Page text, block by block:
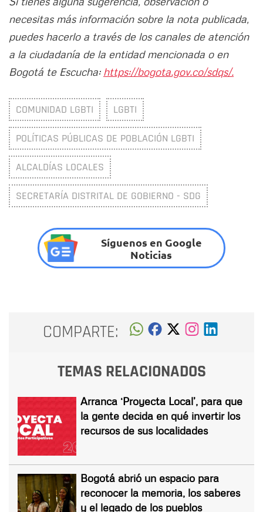
necesitas más información sobre la nota publicada,
puedes hacerlo a través de los canales de atención
a la ciudadanía de la entidad mencionada o en
Bogotá te Escucha: https://bogota.gov.co/sdqs/.
COMUNIDAD LGBTI LGBTI
POLÍTICAS PÚBLICAS DE POBLACIÓN LGBTI
ALCALDÍAS LOCALES
SECRETARÍA DISTRITAL DE GOBIERNO - SDG
Síguenos en Google
Noticias
COMPARTE:
TEMAS RELACIONADOS
Arranca ‘Proyecta Local’, para que
la gente decida en qué invertir los
recursos de sus localidades
Bogotá abrió un espacio para
reconocer la memoria, los saberes
y el legado de los pueblos